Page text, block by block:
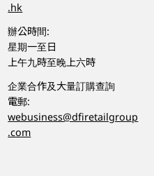
.hk
辦公時間:
星期一至日
上午九時至晚上六時
企業合作及大量訂購查詢
電郵:
webusiness@dfiretailgroup
.com